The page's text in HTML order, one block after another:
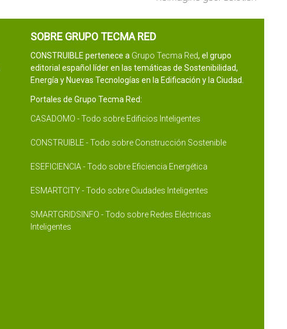
SOBRE GRUPO TECMA RED
CONSTRUIBLE pertenece a Grupo Tecma Red, el grupo
editorial español líder en las temáticas de Sostenibilidad,
Energía y Nuevas Tecnologías en la Edificación y la Ciudad.
Portales de Grupo Tecma Red:
CASADOMO - Todo sobre Edificios Inteligentes
CONSTRUIBLE - Todo sobre Construcción Sostenible
ESEFICIENCIA - Todo sobre Eficiencia Energética
ESMARTCITY - Todo sobre Ciudades Inteligentes
SMARTGRIDSINFO - Todo sobre Redes Eléctricas
Inteligentes